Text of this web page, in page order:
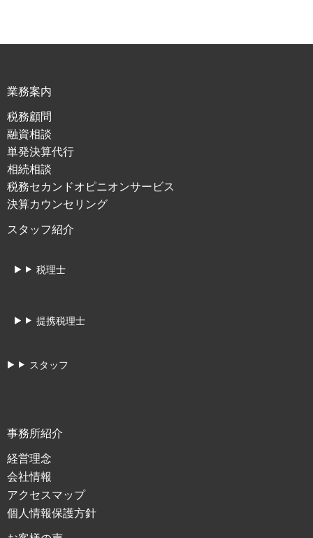
業務案内
税務顧問
融資相談
単発決算代行
相続相談
税務セカンドオピニオンサービス
決算カウンセリング
スタッフ紹介
税理士
提携税理士
スタッフ
事務所紹介
経営理念
会社情報
アクセスマップ
個人情報保護方針